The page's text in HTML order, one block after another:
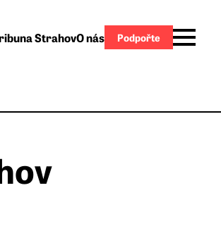
StrahovO nás Podpořte